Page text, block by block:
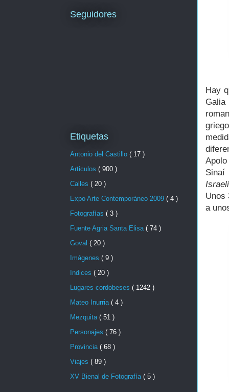
Hay
Unos
a
Seguidores
Etiquetas
Antonio del Castillo ( 17 )
Articulos ( 900 )
Calles ( 20 )
Expo Arte Contemporáneo 2009 ( 4 )
Fotografías ( 3 )
Fuente Agria Santa Elisa ( 74 )
Goval ( 20 )
Imágenes ( 9 )
Indices ( 20 )
Lugares cordobeses ( 1242 )
Mateo Inurria ( 4 )
Mezquita ( 51 )
Personajes ( 76 )
Provincia ( 68 )
Viajes ( 89 )
XV Bienal de Fotografía ( 5 )